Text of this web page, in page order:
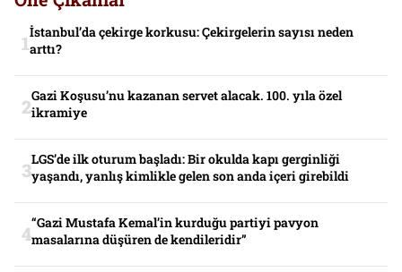
İstanbul’da çekirge korkusu: Çekirgelerin sayısı neden
arttı?
Gazi Koşusu’nu kazanan servet alacak. 100. yıla özel
ikramiye
LGS’de ilk oturum başladı: Bir okulda kapı gerginliği
yaşandı, yanlış kimlikle gelen son anda içeri girebildi
“Gazi Mustafa Kemal’in kurduğu partiyi pavyon
masalarına düşüren de kendileridir”